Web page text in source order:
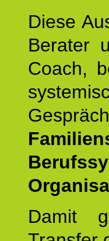
Diese
Berater
Coach,
Damit